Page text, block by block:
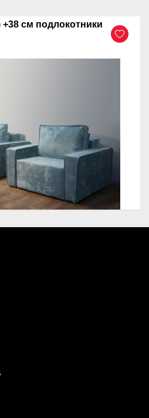
+38 см подлокотники